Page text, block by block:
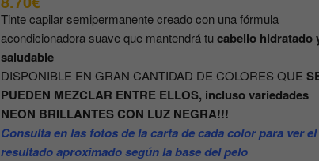
Tinte capilar semipermanente creado con una fórmula
acondicionadora suave que mantendrá tu cabello hidratado
saludable
DISPONIBLE EN GRAN CANTIDAD DE COLORES QUE
PUEDEN MEZCLAR ENTRE ELLOS, incluso variedades
NEON BRILLANTES CON LUZ NEGRA!!!
Consulta en las fotos de la carta de cada color para ver el
resultado aproximado según la base del pelo